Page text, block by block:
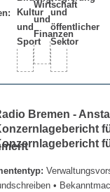
Bremen -
•